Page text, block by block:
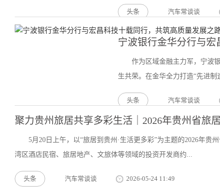
头条 汽车常谈谈
宁波银行金华分行与
作为区域金融主力军，宁波
生共荣。在金华全力打造“先进
头条 汽车常谈谈
聚力贵州旅居共享多彩生活｜2026年贵州省旅
5月20日上午，以“旅居到贵州·生活更多彩”为主题的2026年
湾区酒店民宿、旅居地产、文旅体等领域的投资开发商约...
头条 汽车常谈谈 2026-05-24 11:49